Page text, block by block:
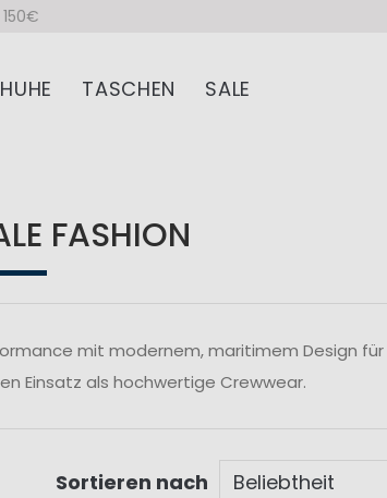
TASCHEN SALE
FASHION
mit modernem, maritimem Design für
Einsatz als hochwertige Crewwear.
Sortieren nach